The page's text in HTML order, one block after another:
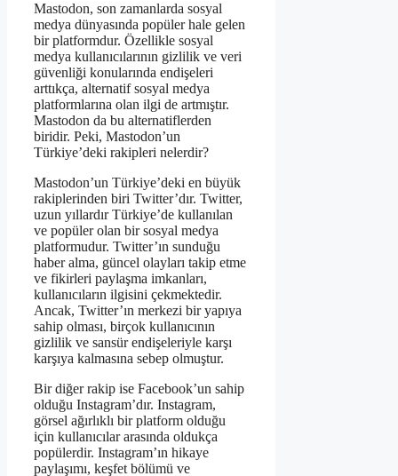
Mastodon, son zamanlarda sosyal
medya dünyasında popüler hale gelen
bir platformdur. Özellikle sosyal
medya kullanıcılarının gizlilik ve veri
güvenliği konularında endişeleri
arttıkça, alternatif sosyal medya
platformlarına olan ilgi de artmıştır.
Mastodon da bu alternatiflerden
biridir. Peki, Mastodon’un
Türkiye’deki rakipleri nelerdir?
Mastodon’un Türkiye’deki en büyük
rakiplerinden biri Twitter’dır. Twitter,
uzun yıllardır Türkiye’de kullanılan
ve popüler olan bir sosyal medya
platformudur. Twitter’ın sunduğu
haber alma, güncel olayları takip etme
ve fikirleri paylaşma imkanları,
kullanıcıların ilgisini çekmektedir.
Ancak, Twitter’ın merkezi bir yapıya
sahip olması, birçok kullanıcının
gizlilik ve sansür endişeleriyle karşı
karşıya kalmasına sebep olmuştur.
Bir diğer rakip ise Facebook’un sahip
olduğu Instagram’dır. Instagram,
görsel ağırlıklı bir platform olduğu
için kullanıcılar arasında oldukça
popülerdir. Instagram’ın hikaye
paylaşımı, keşfet bölümü ve